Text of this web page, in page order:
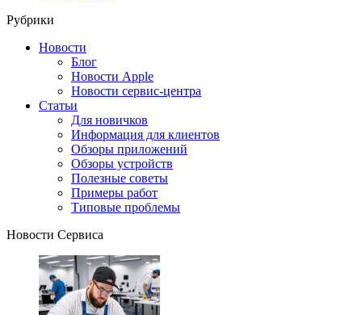
Рубрики
Новости
Блог
Новости Apple
Новости сервис-центра
Статьи
Для новичков
Информация для клиентов
Обзоры приложений
Обзоры устройств
Полезные советы
Примеры работ
Типовые проблемы
Новости Сервиса